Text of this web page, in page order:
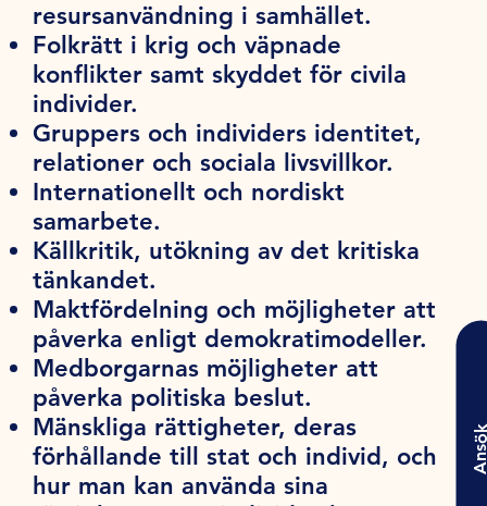
resursanvändning i samhället.
Folkrätt i krig och väpnade
konflikter samt skyddet för civila
individer.
Gruppers och individers identitet,
relationer och sociala livsvillkor.
Internationellt och nordiskt
samarbete.
Källkritik, utökning av det kritiska
tänkandet.
Maktfördelning och möjligheter att
påverka enligt demokratimodeller.
Medborgarnas möjligheter att
påverka politiska beslut.
Mänskliga rättigheter, deras
förhållande till stat och individ, och
hur man kan använda sina